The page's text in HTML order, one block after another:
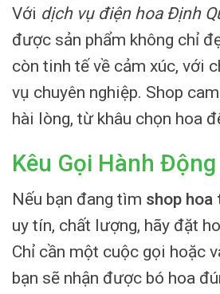
Với dịch vụ điện hoa Định
được sản phẩm không chỉ
còn tinh tế về cảm xúc, với
vụ chuyên nghiệp. Shop
hài lòng, từ khâu chọn hoa
Kêu Gọi Hành Động
Nếu bạn đang tìm shop hoa
uy tín, chất lượng, hãy đặt
Chỉ cần một cuộc gọi hoặc
bạn sẽ nhận được bó hoa